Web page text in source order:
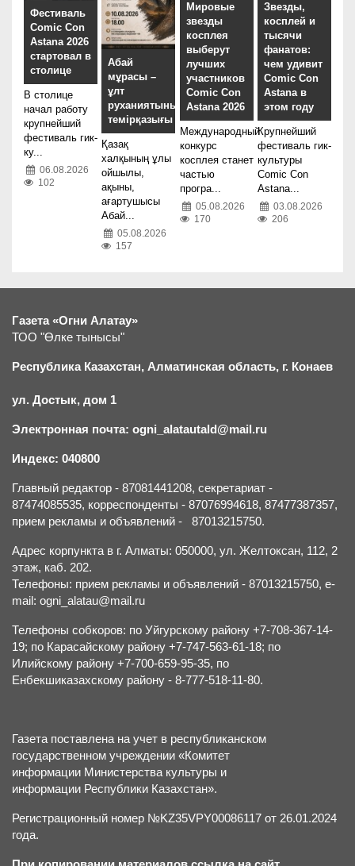
Фестиваль
Comic Con
Astana 2026
стартовал в
столице
В столице
начал работу
крупнейший
фестиваль гик-
ку...
06.08.2026
102
Абай
мұрасы –
ұлт
руханиятының
темірқазығы
Қазақ
халқының ұлы
ойшылы,
ақыны,
ағартушысы
Абай...
05.08.2026
157
Мировые
звезды
косплея
выберут
лучших
участников
Comic Con
Astana 2026
Международный
конкурс
косплея станет
частью
програ...
05.08.2026
170
Звезды,
косплей и
тысячи
фанатов:
чем удивит
Comic Con
Astana в
этом году
Крупнейший
фестиваль гик-
культуры
Comic Con
Astana...
03.08.2026
206
Газета «Огни Алатау»
ТОО "Өлке тынысы"
Республика Казахстан, Алматинская область, г. Конаев
ул. Достык, дом 1
Электронная почта: ogni_alatautald@mail.ru
Индекс: 040800
Главный редактор - 87081441208, секретариат -
87474085535, корреспонденты - 87076994618, 87477387357,
прием рекламы и объявлений - 87013215750.
Адрес корпункта в г. Алматы: 050000, ул. Желтоксан, 112, 2
этаж, каб. 202.
Телефоны: прием рекламы и объявлений - 87013215750, e-
mail: ogni_alatau@mail.ru
Телефоны собкоров: по Уйгурскому району +7-708-367-14-
19; по Карасайскому району +7-747-563-61-18; по
Илийскому району +7-700-659-95-35, по
Енбекшиказахскому району - 8-777-518-11-80.
Газета поставлена на учет в республиканском
государственном учреждении «Комитет
информации Министерства культуры и
информации Республики Казахстан».
Регистрационный номер №KZ35VPY00086117 от 26.01.2024
года.